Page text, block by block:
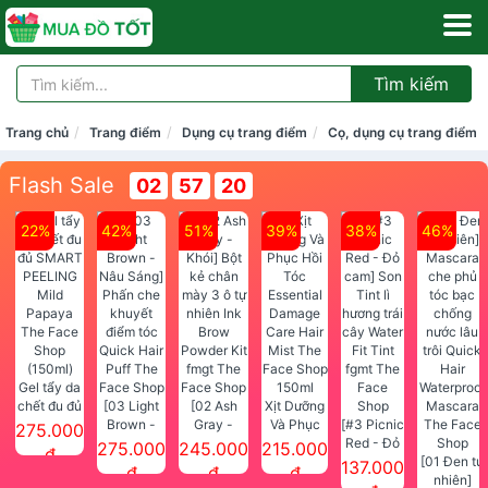
Tìm kiếm
Trang chủ Trang điểm Dụng cụ trang điểm Cọ, dụng cụ trang điểm
Flash Sale 02 57 20
22%
Gel tẩy da
chết đu đủ
SMART
PEELING
275.000
đ
42%
[03 Light
Brown -
Nâu Sáng]
Phấn che
275.000
đ
51%
[02 Ash
Gray -
Khói] Bột
kẻ chân
245.000
đ
39%
Xịt Dưỡng
Và Phục
Hồi Tóc
Essential
215.000
đ
38%
[#3 Picnic
Red - Đỏ
cam] Son
137.000
46%
[01 Đen tự
nhiên]